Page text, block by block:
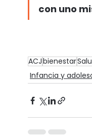
con uno
ACJbienestar
Infancia y